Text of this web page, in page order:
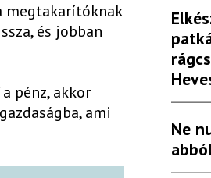
megtakarítóknak
és jobban
pénz, akkor
ami
Ne